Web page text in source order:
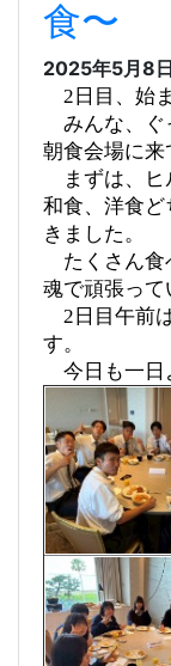
食〜
2025年5月8
2日目、始
みんな、ぐ
朝食会場に来
まずは、ヒ
和食、洋食
きました。
たくさん食
魂で頑張って
2日目午前
す。
今日も一日